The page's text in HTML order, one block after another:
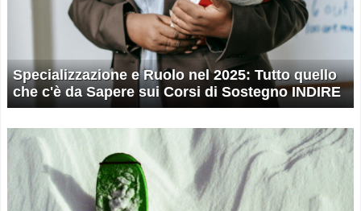
Specializzazione e Ruolo nel 2025: Tutto quello
che c'è da Sapere sui Corsi di Sostegno INDIRE